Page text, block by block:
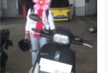
Cityplaza Jatinegara
Gedung Parkir P6A